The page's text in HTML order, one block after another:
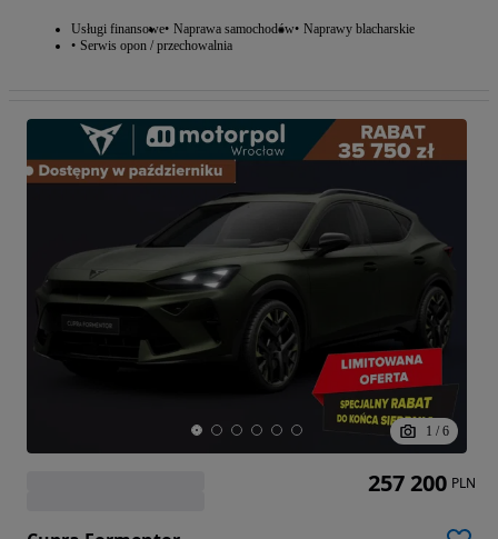
Usługi finansowe Naprawa samochodów Naprawy blacharskie
Serwis opon / przechowalnia
1 / 6
257 200 PLN